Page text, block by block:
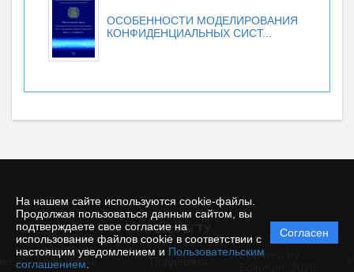
На нашем сайте используются cookie-файлы.
Продолжая пользоваться данным сайтом, вы
подтверждаете свое согласие на
использование файлов cookie в соответствии с
настоящим уведомлением и Пользовательским
соглашением
Согласен
ОСОБЕННОСТИ МОДЕЛИРОВАНИЯ
КОНФИДЕНЦИАЛЬНЫХ СИСТ...
© 2025 БГТУ
Политика
защиты и
обработки
Powered by